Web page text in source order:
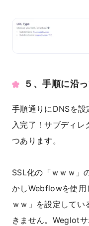
５、手順に沿
手順通りにDNSを
入完了！サブディレ
つあります。
SSL化の「ｗｗｗ」
かしWebflowを使用
ｗｗ」を設定して
きません。Weglot